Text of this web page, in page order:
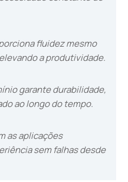
fluidez mesmo
a produtividade.
garante durabilidade,
ao longo do tempo.
as aplicações
sem falhas desde